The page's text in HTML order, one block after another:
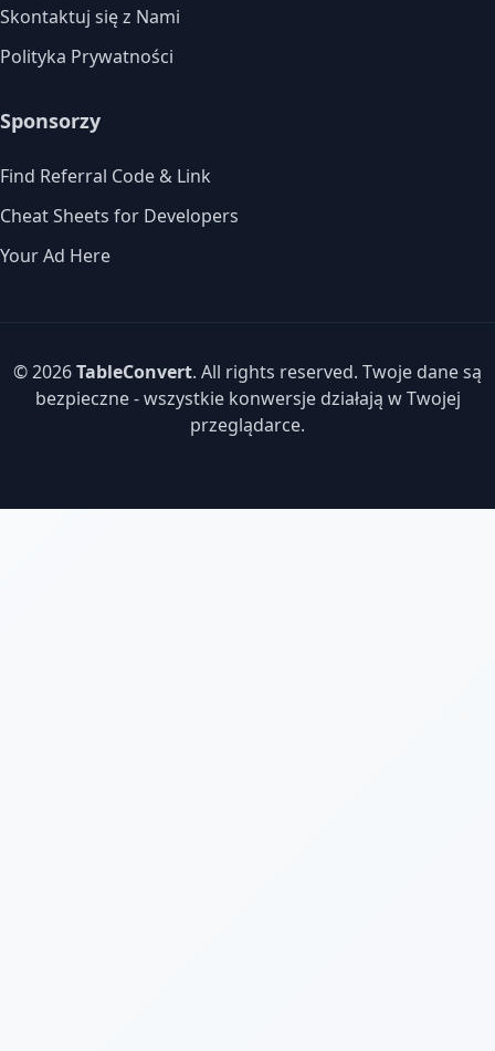
Skontaktuj się z Nami
Polityka Prywatności
Sponsorzy
Find Referral Code & Link
Cheat Sheets for Developers
Your Ad Here
© 2026TableConvert. All rights reserved. Twoje dane są
bezpieczne - wszystkie konwersje działają w Twojej
przeglądarce.